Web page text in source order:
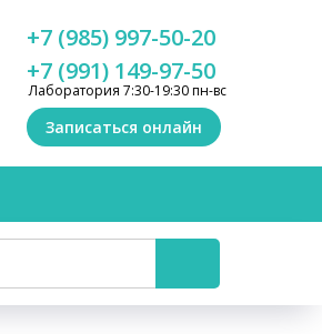
Лаборатория 7:30-19:30 пн-вс
+7 (991) 149-97-50
+7 (985) 997-50-20
Записаться онлайн